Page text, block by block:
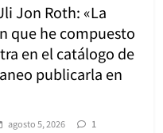
Jon Roth: «La
que he compuesto
en el catálogo de
publicarla en
agosto 5, 2026 1